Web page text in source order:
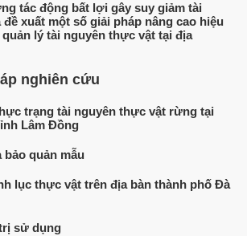
tác động bất lợi gây suy giảm tài
xuất một số giải pháp nâng cao hiệu
lý tài nguyên thực vật tại địa
nghiên cứu
trạng tài nguyên thực vật rừng tại
Lâm Đồng
bảo quản mẫu
lục thực vật trên địa bàn thành phố Đà
sử dụng